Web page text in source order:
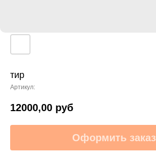
тир
Артикул:
12000,00 руб
Оформить заказ